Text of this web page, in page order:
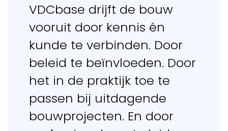
VDCbase drijft de bouw
vooruit door kennis én
kunde te verbinden. Door
beleid te beïnvloeden. Door
het in de praktijk toe te
passen bij uitdagende
bouwprojecten. En door